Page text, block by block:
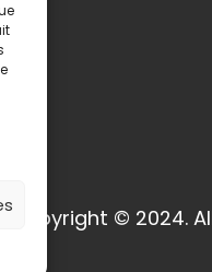
Copyright © 2024.